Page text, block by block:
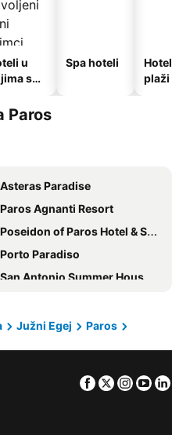
u
su
Spa hoteli
plaži
Paros
Asteras Paradise
Paros Agnanti Resort
Poseidon of Paros Hotel & Spa
Porto Paradiso
San Antonio Summer House Paros by GHH
Fyrogenis Palace
Južni Egej
Paros
Facebook
Twitter